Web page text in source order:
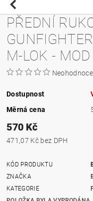
PŘEDNÍ
M-LOK -
Dostupnost
Měrná cena
570 Kč
471,07 Kč bez DPH
KÓD PRODUKTU
ZNAČKA
KATEGORIE